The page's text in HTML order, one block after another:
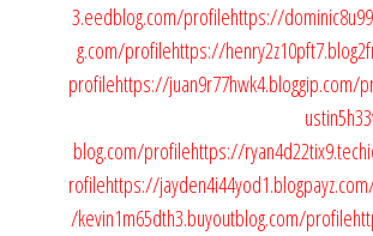
3.eedblog.com/profilehttps://
g.com/profilehttps://
profilehttps://juan9r77hwk4.bloggip.com/
blog.com/profilehttps://
rofilehttps://
/kevin1m65dth3.buyoutblog.com/profile